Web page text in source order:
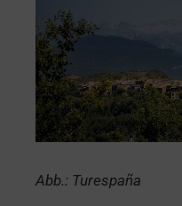
Abb.: Turespaña